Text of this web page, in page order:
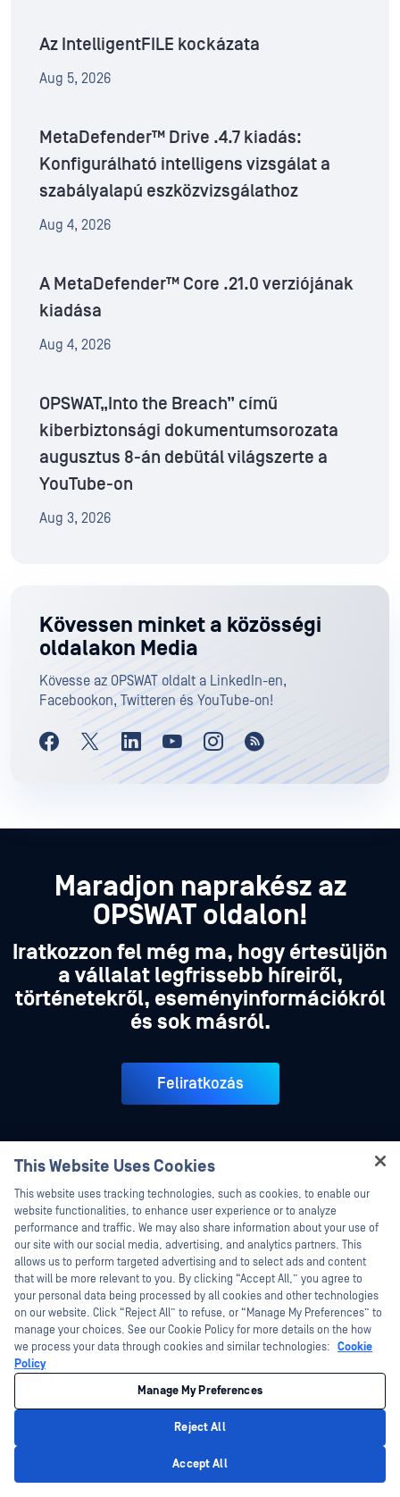
Az IntelligentFILE kockázata
Aug 5, 2026
MetaDefender™ Drive .4.7 kiadás:
Konfigurálható intelligens vizsgálat a
szabályalapú eszközvizsgálathoz
Aug 4, 2026
A MetaDefender™ Core .21.0 verziójának
kiadása
Aug 4, 2026
OPSWAT„Into the Breach” című
kiberbiztonsági dokumentumsorozata
augusztus 8-án debütál világszerte a
YouTube-on
Aug 3, 2026
Kövessen minket a közösségi
oldalakon Media
Kövesse az OPSWAT oldalt a LinkedIn-en,
Facebookon, Twitteren és YouTube-on!
Maradjon naprakész az
OPSWAT oldalon!
Iratkozzon fel még ma, hogy értesüljön
a vállalat legfrissebb híreiről,
történetekről, eseményinformációkról
és sok másról.
Feliratkozás
Platform
Adattároló Biztonság
Technológia
Predictive Alin AI
AI Content Inspector
Deep CDR™ technológia
This Website Uses Cookies
This website uses tracking technologies, such as cookies, to enable our
website functionalities, to enhance user experience or to analyze
performance and traffic. We may also share information about your use of
our site with our social media, advertising, and analytics partners. This
allows us to perform targeted advertising and to select ads and content
that will be more relevant to you. By clicking “Accept All,” you agree to
your personal data being processed by all cookies and other technologies
on our website. Click “Reject All” to refuse, or “Manage My Preferences” to
manage your choices. See our Cookie Policy for more details on the how
we process your data through cookies and similar technologies: Cookie
Policy
Manage My Preferences
Reject All
Accept All
Hey there!
I'm Ozzy, your OPSWAT virtual assistant.
How can I help you secure what's critical
today?